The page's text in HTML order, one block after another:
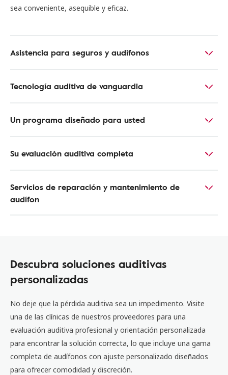
sea conveniente, asequible y eficaz.
Asistencia para seguros y audífonos
Tecnología auditiva de vanguardia
Un programa diseñado para usted
Su evaluación auditiva completa
Servicios de reparación y mantenimiento de
audífon
Descubra soluciones auditivas
personalizadas
No deje que la pérdida auditiva sea un impedimento. Visite
una de las clínicas de nuestros proveedores para una
evaluación auditiva profesional y orientación personalizada
para encontrar la solución correcta, lo que incluye una gama
completa de audífonos con ajuste personalizado diseñados
para ofrecer comodidad y discreción.